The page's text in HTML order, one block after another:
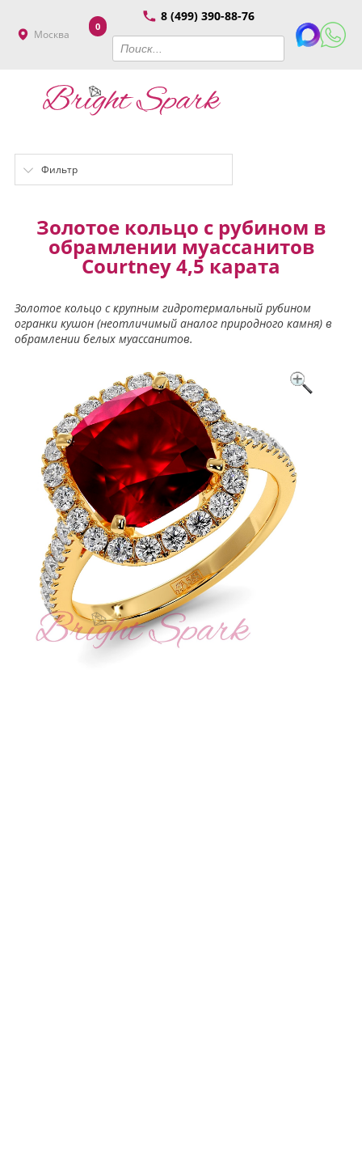
Москва
8 (499) 390-88-76
0
Фильтр
Золотое кольцо с рубином в
обрамлении муассанитов
Courtney 4,5 карата
Золотое кольцо с крупным гидротермальный рубином
огранки кушон (неотличимый аналог природного камня) в
обрамлении белых муассанитов.